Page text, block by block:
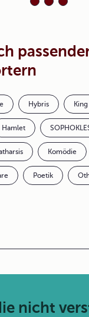
Hybris
Hamlet
Komödie
Poetik
nicht